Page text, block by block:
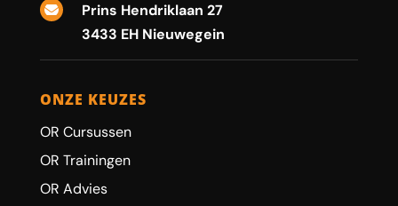

Prins Hendriklaan 27
3433 EH Nieuwegein
ONZE KEUZES
OR Cursussen
OR Trainingen
OR Advies